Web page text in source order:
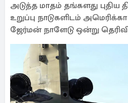
அடுத்த மாதம் தங்களது
உறுப்பு நாடுகளிடம்
ஜேர்மன் நாளேடு ஒன்று